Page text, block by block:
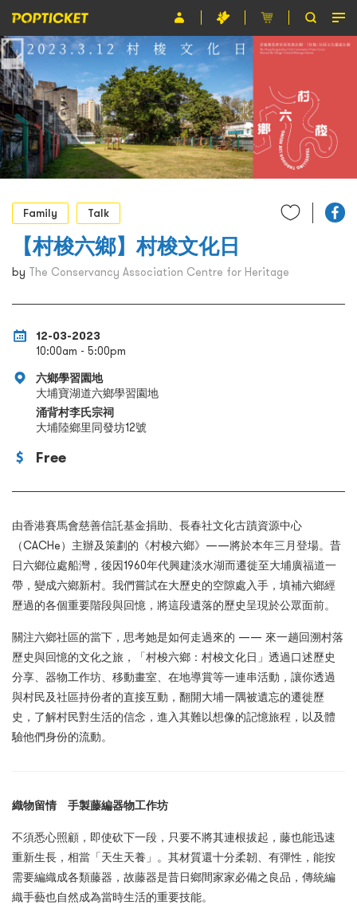
Event
Organiser
About POPTICKET
Terms and Conditions
繁
Family
Talk
【村梭六鄉】村梭文化日
by The Conservancy Association Centre for Heritage
12-03-2023
10:00am - 5:00pm
六鄉學習園地
大埔寶湖道六鄉學習園地
涌背村李氏宗祠
大埔陸鄉里同發坊12號
Free
由香港賽馬會慈善信託基金捐助、長春社文化古蹟資源中心
（CACHe）主辦及策劃的《村梭六鄉》——將於本年三月登場。昔
日六鄉位處船灣，後因1960年代興建淡水湖而遷徙至大埔廣福道一
帶，變成六鄉新村。我們嘗試在大歷史的空隙處入手，填補六鄉經
歷過的各個重要階段與回憶，將這段遺落的歷史呈現於公眾面前。
關注六鄉社區的當下，思考她是如何走過來的 —— 來一趟回溯村落
歷史與回憶的文化之旅，「村梭六鄉：村梭文化日」透過口述歷史
分享、器物工作坊、移動畫室、在地導賞等一連串活動，讓你透過
與村民及社區持份者的直接互動，翻開大埔一隅被遺忘的遷徙歷
史，了解村民對生活的信念，進入其難以想像的記憶旅程，以及體
驗他們身份的流動。
織物留情 手製藤編器物工作坊
不須悉心照顧，即使砍下一段，只要不將其連根拔起，藤也能迅速
重新生長，相當「天生天養」。其材質還十分柔韌、有彈性，能按
需要編織成各類藤器，故藤器是昔日鄉間家家必備之良品，傳統編
織手藝也自然成為當時生活的重要技能。